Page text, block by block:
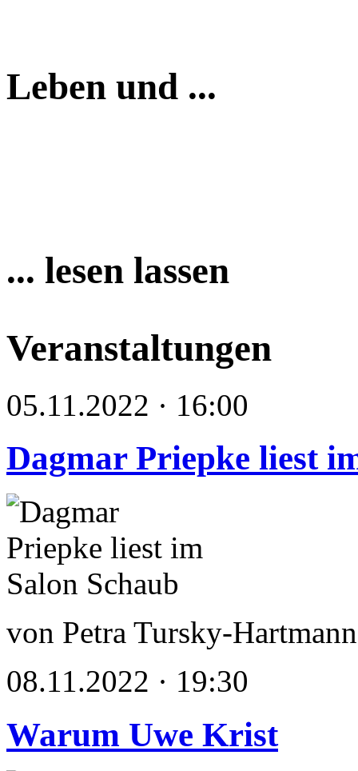
Leben und ...
... lesen lassen
Veranstaltungen
05.11.2022 · 16:00
Dagmar Priepke liest
von Petra Tursky-
08.11.2022 · 19:30
Warum Uwe Krist